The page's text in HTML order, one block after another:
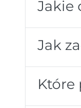
Jakie
Jak
Które